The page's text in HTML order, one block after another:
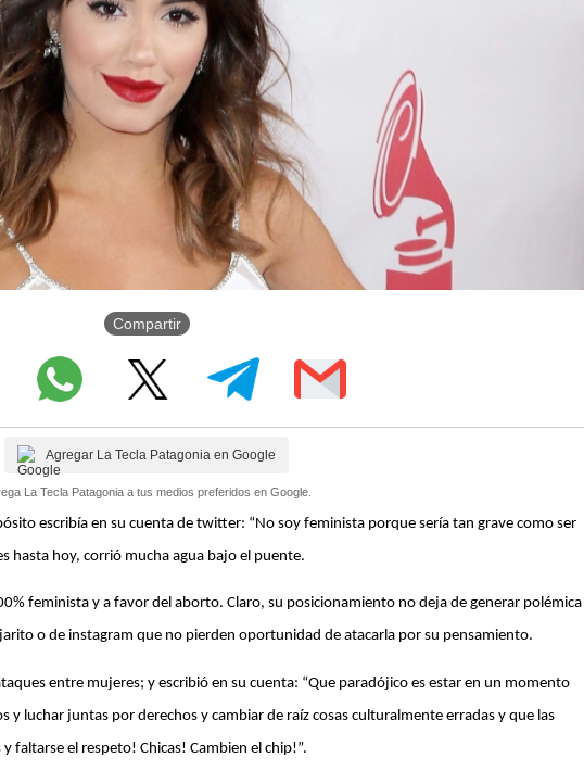
Compartir
Agregar La Tecla Patagonia en Google
La Tecla Patagonia a tus medios preferidos en Google.
escribía en su cuenta de twitter: “No soy feminista porque sería tan grave como ser
hasta hoy, corrió mucha agua bajo el puente.
feminista y a favor del aborto. Claro, su posicionamiento no deja de generar polémica
o de instagram que no pierden oportunidad de atacarla por su pensamiento.
entre mujeres; y escribió en su cuenta: “Que paradójico es estar en un momento
y luchar juntas por derechos y cambiar de raíz cosas culturalmente erradas y que las
faltarse el respeto! Chicas! Cambien el chip!”.